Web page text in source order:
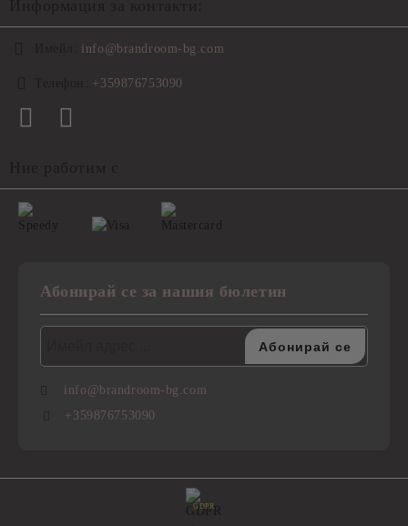
info@brandroom-bg.com
+359876753090
Абонирай се за нашия бюлетин
info@brandroom-bg.com
+359876753090
GDPR